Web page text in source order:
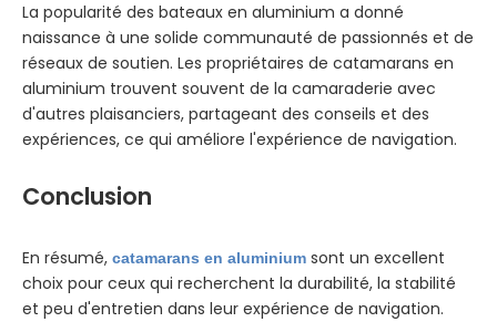
La popularité des bateaux en aluminium a donné
naissance à une solide communauté de passionnés et de
réseaux de soutien. Les propriétaires de catamarans en
aluminium trouvent souvent de la camaraderie avec
d'autres plaisanciers, partageant des conseils et des
expériences, ce qui améliore l'expérience de navigation.
Conclusion
En résumé, catamarans en aluminium sont un excellent
choix pour ceux qui recherchent la durabilité, la stabilité
et peu d'entretien dans leur expérience de navigation.